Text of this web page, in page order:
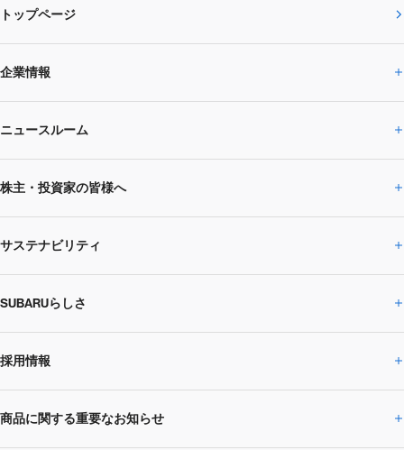
トップページ
企業情報
企業情報トップ
SUBARUのありたい姿
SUBARU 2025方針
事業所・関係会社
ニュースルーム
ニュースルームトップ
ニュースリリース
閉じる
株主・投資家の皆様へ
株主・投資家の皆様へトップ
企業・経営
IRライブラリー
株主・投資家サポート
サステナビリティ
サステナビリティトップ
CEOサステナビリティ
環境
SUBARUらしさ
SUBARUらしさトップ
SUBARUびと
採用情報
採用情報トップ
商品に関する重要なお知らせ